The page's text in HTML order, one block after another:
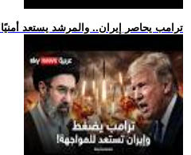
.. ترامب يحاصر إيران.. والمرشد يستعد